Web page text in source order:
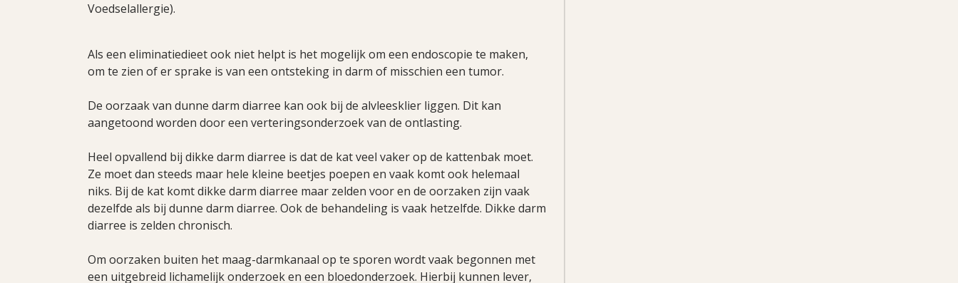
Voedselallergie).
Als een eliminatiedieet ook niet helpt is het mogelijk om een endoscopie te maken,
om te zien of er sprake is van een ontsteking in darm of misschien een tumor.
De oorzaak van dunne darm diarree kan ook bij de alvleesklier liggen. Dit kan
aangetoond worden door een verteringsonderzoek van de ontlasting.
Heel opvallend bij dikke darm diarree is dat de kat veel vaker op de kattenbak moet.
Ze moet dan steeds maar hele kleine beetjes poepen en vaak komt ook helemaal
niks. Bij de kat komt dikke darm diarree maar zelden voor en de oorzaken zijn vaak
dezelfde als bij dunne darm diarree. Ook de behandeling is vaak hetzelfde. Dikke darm
diarree is zelden chronisch.
Om oorzaken buiten het maag-darmkanaal op te sporen wordt vaak begonnen met
een uitgebreid lichamelijk onderzoek en een bloedonderzoek. Hierbij kunnen lever,